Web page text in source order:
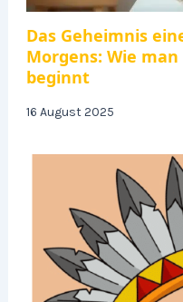
Das Geheimnis
Morgens: Wie
beginnt
16 August 2025